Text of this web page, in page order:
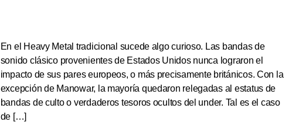
En el Heavy Metal tradicional sucede algo curioso. Las bandas de
sonido clásico provenientes de Estados Unidos nunca lograron el
impacto de sus pares europeos, o más precisamente británicos. Con la
excepción de Manowar, la mayoría quedaron relegadas al estatus de
bandas de culto o verdaderos tesoros ocultos del under. Tal es el caso
de […]